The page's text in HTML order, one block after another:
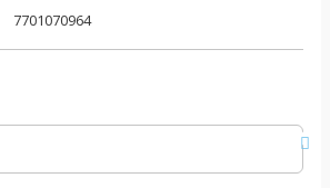
7701070964